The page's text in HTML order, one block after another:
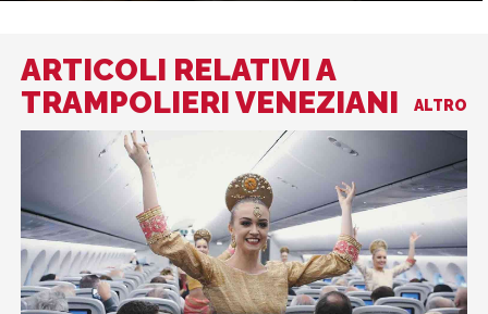
ARTICOLI RELATIVI A
TRAMPOLIERI VENEZIANI
ALTRO